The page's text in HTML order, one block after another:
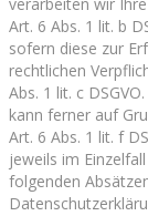
Art. 6 Abs. 1 lit. b
sofern diese zur
rechtlichen
Abs. 1 lit. c
kann ferner auf
Art. 6 Abs. 1 lit. f
jeweils im
folgenden